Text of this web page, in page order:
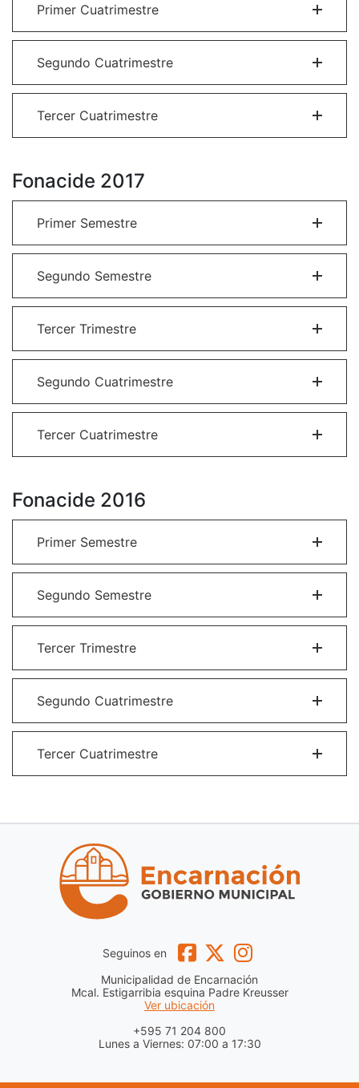
Primer Cuatrimestre
Segundo Cuatrimestre
Tercer Cuatrimestre
Fonacide 2017
Primer Semestre
Segundo Semestre
Tercer Trimestre
Segundo Cuatrimestre
Tercer Cuatrimestre
Fonacide 2016
Primer Semestre
Segundo Semestre
Tercer Trimestre
Segundo Cuatrimestre
Tercer Cuatrimestre
Seguinos en
Municipalidad de Encarnación
Mcal. Estigarribia esquina Padre Kreusser
Ver ubicación
+595 71 204 800
Lunes a Viernes: 07:00 a 17:30